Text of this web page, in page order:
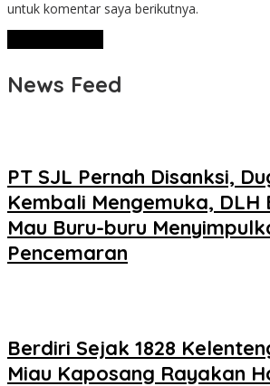
untuk komentar saya berikutnya.
News Feed
PT SJL Pernah Disanksi,
Kembali Mengemuka, DLH
Mau Buru-buru
Pencemaran
Berdiri Sejak 1828
Miau Kaposang Rayakan